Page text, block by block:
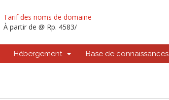
Tarif des noms de domaine
À partir de @ Rp. 4583/
Hébergement Base de connaissances